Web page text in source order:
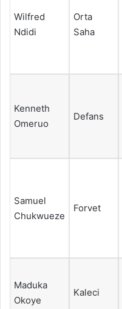
Wilfred
Ndidi
Orta
Saha
Kenneth
Omeruo
Defans
Samuel
Chukwueze
Forvet
Maduka
Okoye
Kaleci